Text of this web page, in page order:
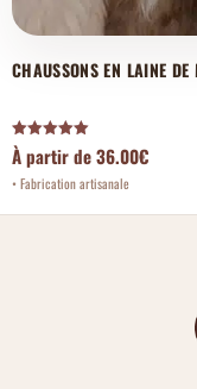
CHAUSSONS EN LAINE
Note
5.00
sur 5
À partir de36.00€